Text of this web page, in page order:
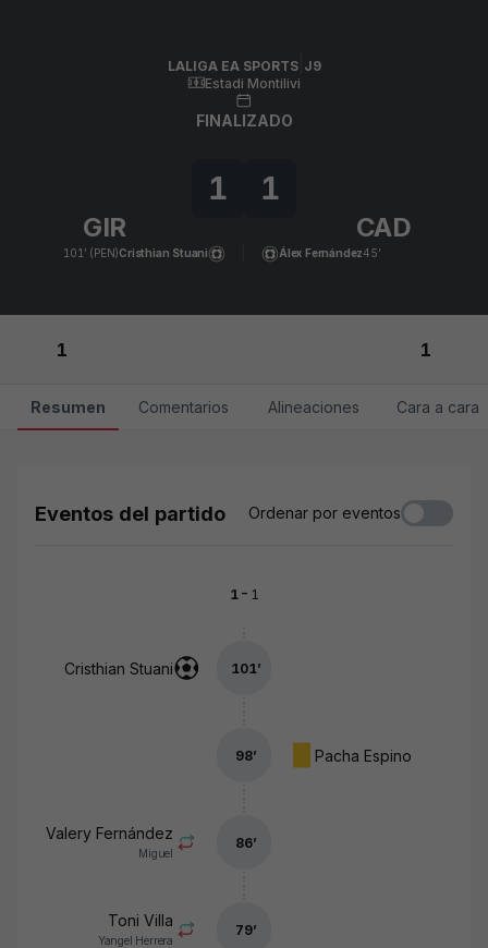
LALIGA EA SPORTS| J9
Estadi Montilivi
FINALIZADO
GIR
1 1
CAD
101’ (PEN)Cristhian Stuani 45’
Álex Fernández
1 1
Resumen Comentarios Alineaciones Cara a cara
Eventos del partido Ordenar por eventos
1- 1
Cristhian Stuani 101’
Pacha Espino
98’
Valery Fernández
Miguel
86’
Toni Villa
Yangel Herrera
79’